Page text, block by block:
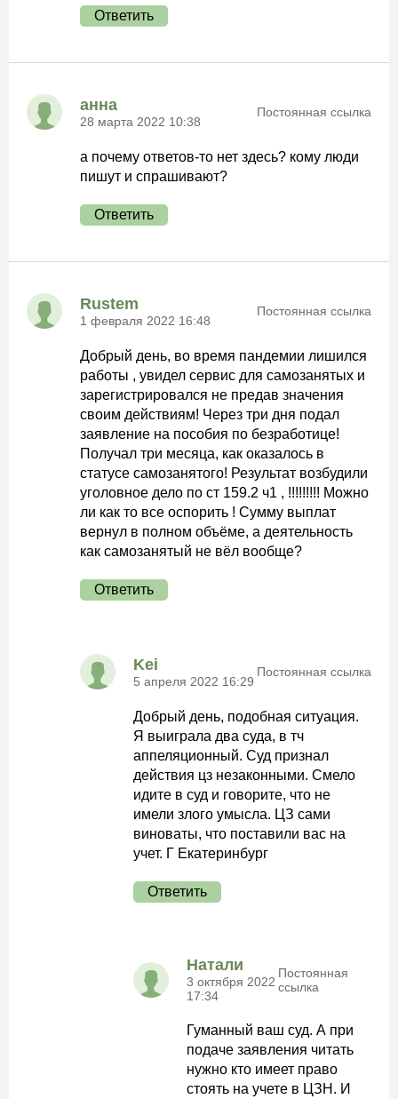
Ответить
анна
28 марта 2022 10:38
Постоянная ссылка
а почему ответов-то нет здесь? кому люди
пишут и спрашивают?
Ответить
Rustem
1 февраля 2022 16:48
Постоянная ссылка
Добрый день, во время пандемии лишился
работы , увидел сервис для самозанятых и
зарегистрировался не предав значения
своим действиям! Через три дня подал
заявление на пособия по безработице!
Получал три месяца, как оказалось в
статусе самозанятого! Результат возбудили
уголовное дело по ст 159.2 ч1 , !!!!!!!!! Можно
ли как то все оспорить ! Сумму выплат
вернул в полном объёме, а деятельность
как самозанятый не вёл вообще?
Ответить
Kei
5 апреля 2022 16:29
Постоянная ссылка
Добрый день, подобная ситуация.
Я выиграла два суда, в тч
аппеляционный. Суд признал
действия цз незаконными. Смело
идите в суд и говорите, что не
имели злого умысла. ЦЗ сами
виноваты, что поставили вас на
учет. Г Екатеринбург
Ответить
Натали
3 октября 2022
17:34
Постоянная
ссылка
Гуманный ваш суд. А при
подаче заявления читать
нужно кто имеет право
стоять на учете в ЦЗН. И